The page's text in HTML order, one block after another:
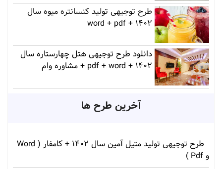
طرح توجیهی تولید کنسانتره میوه سال
1402 + word + pdf
دانلود طرح توجیهی هتل چهارستاره سال
1402 + pdf + word + مشاوره وام
آخرین طرح ها
طرح توجیهی تولید متیل آمین سال 1402 + کامفار ( Word
و Pdf )